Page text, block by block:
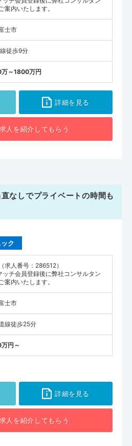
案内いたします。
士市
徒歩9分
～1800万円
詳細を見る
人を紹介してもらう
なしでプライベートの時間も
ク
求人番号：286512）
ッチ会員登録後に弊社コンサルタン
案内いたします。
士市
線徒歩25分
円～
詳細を見る
人を紹介してもらう